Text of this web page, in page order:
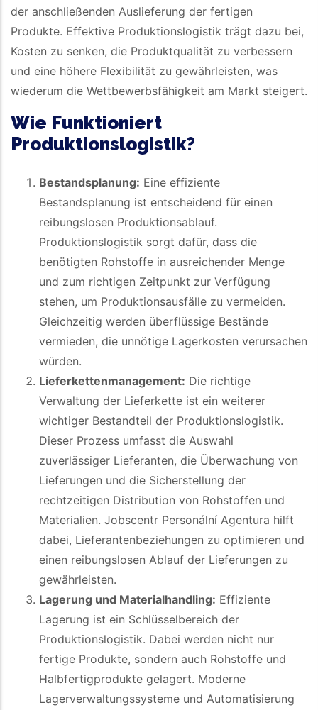
der anschließenden Auslieferung der fertigen
Produkte. Effektive Produktionslogistik trägt dazu bei,
Kosten zu senken, die Produktqualität zu verbessern
und eine höhere Flexibilität zu gewährleisten, was
wiederum die Wettbewerbsfähigkeit am Markt steigert.
Wie Funktioniert
Produktionslogistik?
Bestandsplanung: Eine effiziente
Bestandsplanung ist entscheidend für einen
reibungslosen Produktionsablauf.
Produktionslogistik sorgt dafür, dass die
benötigten Rohstoffe in ausreichender Menge
und zum richtigen Zeitpunkt zur Verfügung
stehen, um Produktionsausfälle zu vermeiden.
Gleichzeitig werden überflüssige Bestände
vermieden, die unnötige Lagerkosten verursachen
würden.
Lieferkettenmanagement: Die richtige
Verwaltung der Lieferkette ist ein weiterer
wichtiger Bestandteil der Produktionslogistik.
Dieser Prozess umfasst die Auswahl
zuverlässiger Lieferanten, die Überwachung von
Lieferungen und die Sicherstellung der
rechtzeitigen Distribution von Rohstoffen und
Materialien. Jobscentr Personální Agentura hilft
dabei, Lieferantenbeziehungen zu optimieren und
einen reibungslosen Ablauf der Lieferungen zu
gewährleisten.
Lagerung und Materialhandling: Effiziente
Lagerung ist ein Schlüsselbereich der
Produktionslogistik. Dabei werden nicht nur
fertige Produkte, sondern auch Rohstoffe und
Halbfertigprodukte gelagert. Moderne
Lagerverwaltungssysteme und Automatisierung